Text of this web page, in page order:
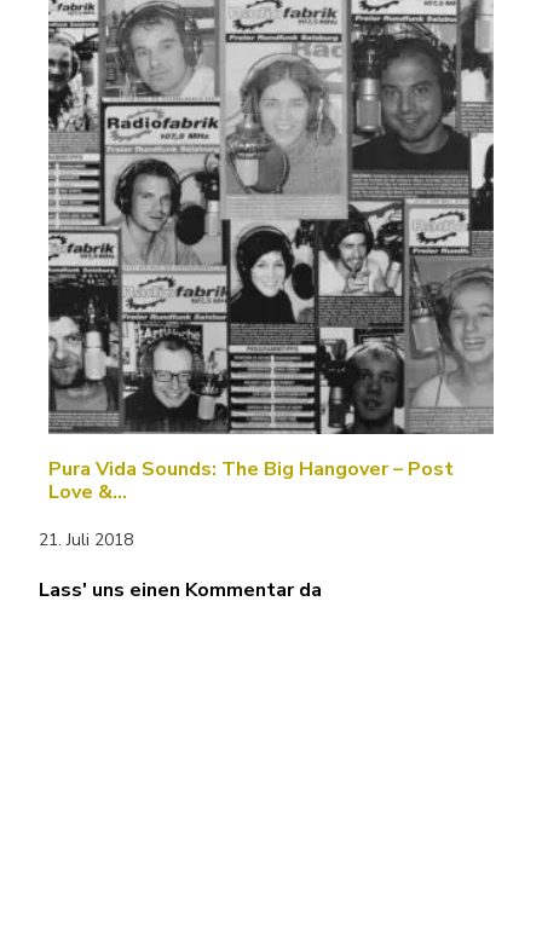
Pura Vida Sounds: The Big Hangover – Post
Love &…
21. Juli 2018
Lass' uns einen Kommentar da